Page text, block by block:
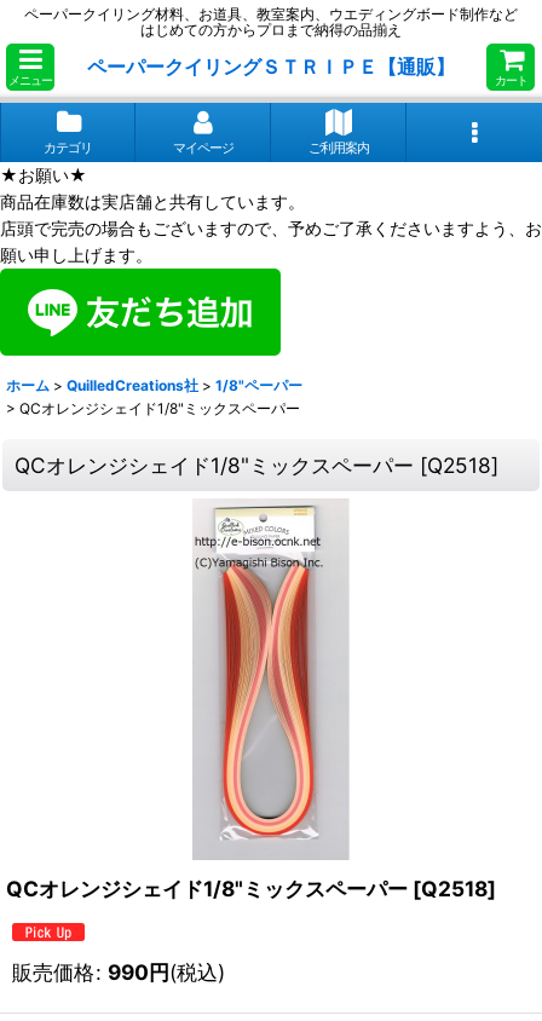
ペーパークイリング材料、お道具、教室案内、ウエディングボード制作など
はじめての方からプロまで納得の品揃え
メニュー
ペーパークイリングＳＴＲＩＰＥ【通販】
カート
カテゴリ マイページ ご利用案内
★お願い★
商品在庫数は実店舗と共有しています。
店頭で完売の場合もございますので、予めご了承くださいますよう、お
願い申し上げます。
ホーム > QuilledCreations社 > 1/8"ペーパー
> QCオレンジシェイド1/8"ミックスペーパー
QCオレンジシェイド1/8"ミックスペーパー [Q2518]
QCオレンジシェイド1/8"ミックスペーパー [Q2518]
販売価格: 990円(税込)